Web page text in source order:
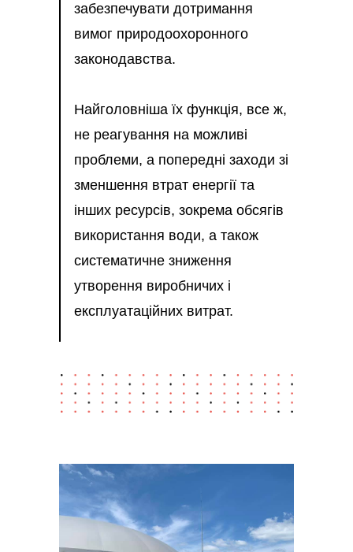
забезпечувати дотримання
вимог природоохоронного
законодавства.
Найголовніша їх функція, все ж,
не реагування на можливі
проблеми, а попередні заходи зі
зменшення втрат енергії та
інших ресурсів, зокрема обсягів
використання води, а також
систематичне зниження
утворення виробничих і
експлуатаційних витрат.